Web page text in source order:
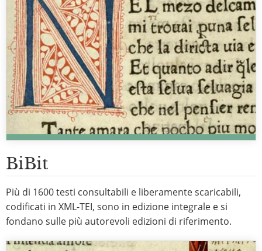
BiBit
Più di 1600 testi consultabili e liberamente scaricabili,
codificati in XML-TEI, sono in edizione integrale e si
fondano sulle più autorevoli edizioni di riferimento.